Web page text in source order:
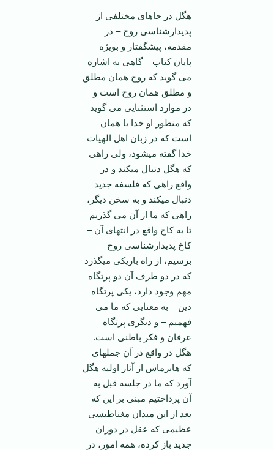
هگل در جاهای مختلفی از
پدیدارشناسی روح – در
مقدمه، پیشگفتار و بویژه
پایان کتاب – گاهی به اشاره
می گوید که روح همان مطلق
و مطلق همان روح است و
در موارد استثنایی می گوید
که منظور او خدا یا همان
است که در زبان اهل الهیات
خدا گفته می­شود، ولی راهی
که هگل دنبال می­کند و در
واقع راهی که فلسفه جدید
دنبال می­کند و به سخن دیگر،
راهی که ما از آن می گذریم
تا به کاخ واقع در انتهای آن –
کاخ پدیدارشناسی روح –
برسیم، از راه باریکی می­گذرد
که در دو طرف آن دو پرتگاه
مهم وجود دارد، یکی پرتگاه
دین – به معنایی که ما می
فهمیم – و دیگری پرتگاه
عرفان و فکر باطنی است.
هگل در واقع در آن جمله­ای
که هابرماس از آثار اولیه هگل
آورد که ما در جلسه قبل به
آن پرداختیم مبنی بر این که
بعد از این میدان مغناطیسی
عظیمی که عقل در دوران
جدید باز کرده، همه امور، در